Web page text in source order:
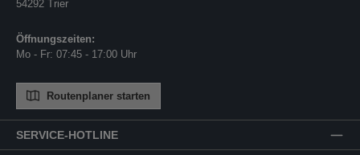
SERVICE-HOTLINE
54292 Trier
Öffnungszeiten:
Mo - Fr: 07:45 - 17:00 Uhr
Routenplaner starten